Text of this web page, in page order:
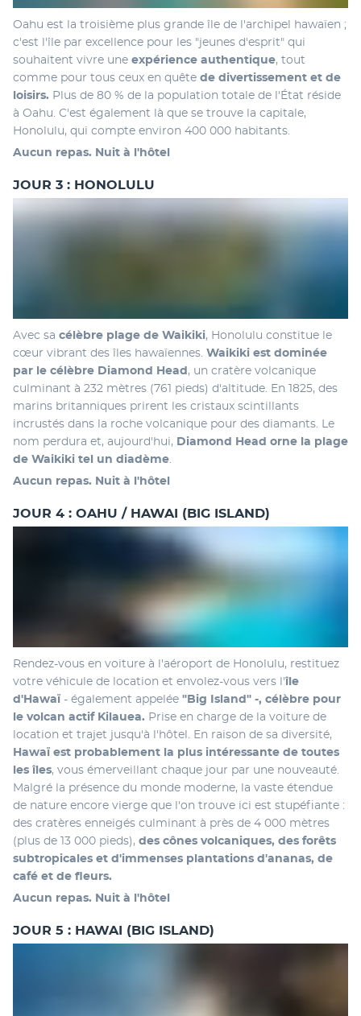
Oahu est la troisième plus grande île de l'archipel hawaïen ;
c'est l'île par excellence pour les "jeunes d'esprit" qui
souhaitent vivre une expérience authentique, tout
comme pour tous ceux en quête de divertissement et de
loisirs. Plus de 80 % de la population totale de l'État réside
à Oahu. C'est également là que se trouve la capitale,
Honolulu, qui compte environ 400 000 habitants.
Aucun repas. Nuit à l'hôtel
JOUR 3 : HONOLULU
Avec sa célèbre plage de Waikiki, Honolulu constitue le
cœur vibrant des îles hawaïennes. Waikiki est dominée
par le célèbre Diamond Head , un cratère volcanique
culminant à 232 mètres (761 pieds) d'altitude. En 1825, des
marins britanniques prirent les cristaux scintillants
incrustés dans la roche volcanique pour des diamants. Le
nom perdura et, aujourd'hui, Diamond Head orne la plage
de Waikiki tel un diadème.
Aucun repas. Nuit à l'hôtel
JOUR 4 : OAHU / HAWAI (BIG ISLAND)
Rendez-vous en voiture à l'aéroport de Honolulu, restituez
votre véhicule de location et envolez-vous vers l'île
d'Hawaï - également appelée "Big Island" -, célèbre pour
le volcan actif Kilauea. Prise en charge de la voiture de
Hawaï est probablement la plus intéressante de toutes
les îles, vous émerveillant chaque jour par une nouveauté.
Malgré la présence du monde moderne, la vaste étendue
de nature encore vierge que l'on trouve ici est stupéfiante :
des cratères enneigés culminant à près de 4 000 mètres
(plus de 13 000 pieds), des cônes volcaniques, des forêts
subtropicales et d'immenses plantations d'ananas, de
café et de fleurs.
Aucun repas. Nuit à l'hôtel
JOUR 5 : HAWAI (BIG ISLAND)